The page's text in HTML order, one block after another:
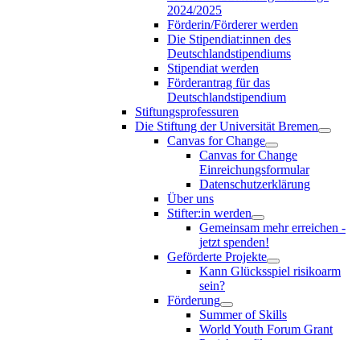
2024/2025
Förderin/Förderer werden
Die Stipendiat:innen des
Deutschlandstipendiums
Stipendiat werden
Förderantrag für das
Deutschlandstipendium
Stiftungsprofessuren
Die Stiftung der Universität Bremen
Canvas for Change
Canvas for Change
Einreichungsformular
Datenschutzerklärung
Über uns
Stifter:in werden
Gemeinsam mehr erreichen -
jetzt spenden!
Geförderte Projekte
Kann Glücksspiel risikoarm
sein?
Förderung
Summer of Skills
World Youth Forum Grant